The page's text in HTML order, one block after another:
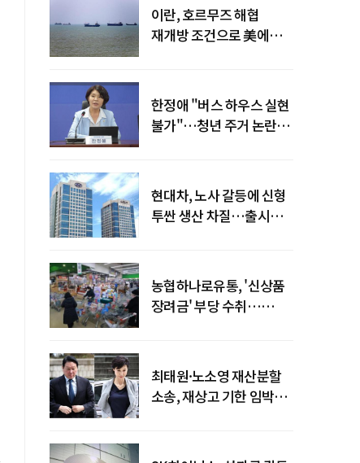
이란, 호르무즈 해협
재개방 조건으로 美에
한정애 "버스 하우스 실현
불가"…청년 주거 논란
현대차, 노사 갈등에 신형
투싼 생산 차질…출시
농협하나로유통, '신상품
장려금' 부당 수취…
최태원·노소영 재산분할
소송, 재상고 기한 임박…